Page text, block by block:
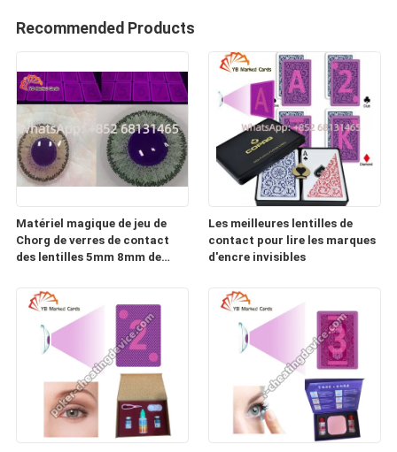
Recommended Products
Matériel magique de jeu de
Chorg de verres de contact
des lentilles 5mm 8mm de
Les meilleures lentilles de
contact pour lire les marques
d'encre invisibles